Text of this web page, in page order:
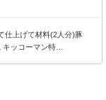
仕上げて材料(2人分)豚
ッコーマン特…